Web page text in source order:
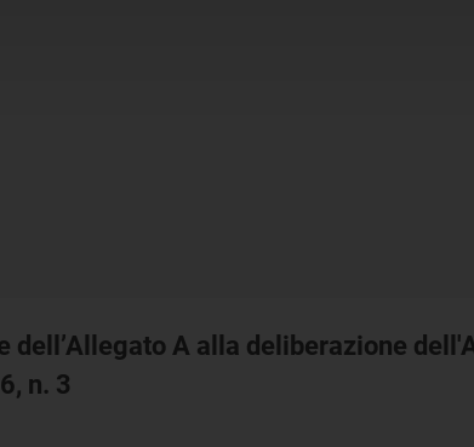
dell’Allegato A alla deliberazione
n. 3